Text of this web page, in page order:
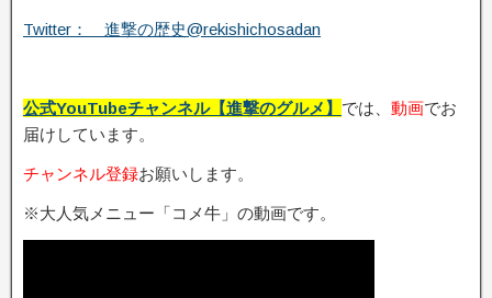
Twitter： 進撃の歴史@rekishichosadan
公式YouTubeチャンネル【進撃のグルメ】 では、 動画でお
届けしています。
チャンネル登録お願いします。
※大人気メニュー「コメ牛」の動画です。